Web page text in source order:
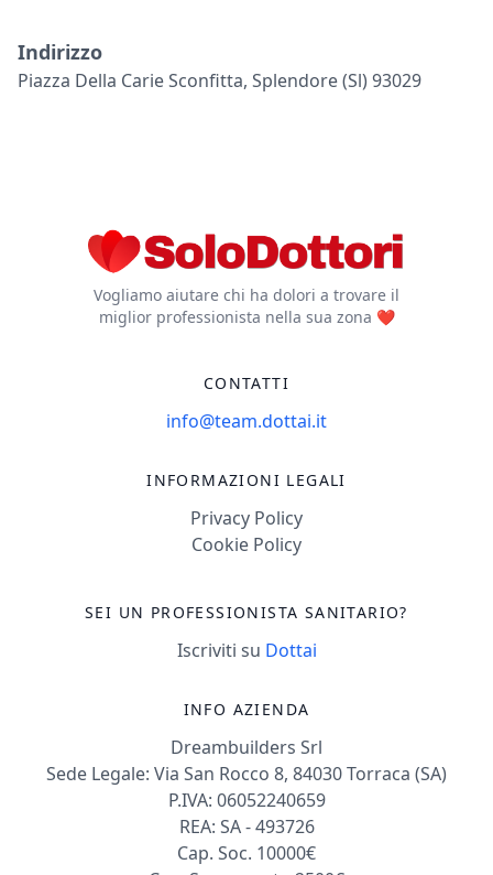
Indirizzo
Piazza Della Carie Sconfitta, Splendore (sl) 93029
Vogliamo aiutare chi ha dolori a trovare il
miglior professionista nella sua zona ❤️
CONTATTI
info@team.dottai.it
INFORMAZIONI LEGALI
Privacy Policy
Cookie Policy
SEI UN PROFESSIONISTA SANITARIO?
Iscriviti su Dottai
INFO AZIENDA
Dreambuilders Srl
Sede Legale: Via San Rocco 8, 84030 Torraca (SA)
P.IVA: 06052240659
REA: SA - 493726
Cap. Soc. 10000€